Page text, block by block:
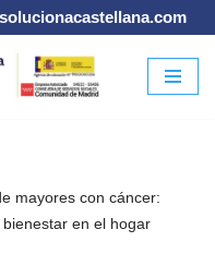
mayores con cáncer:
en el hogar